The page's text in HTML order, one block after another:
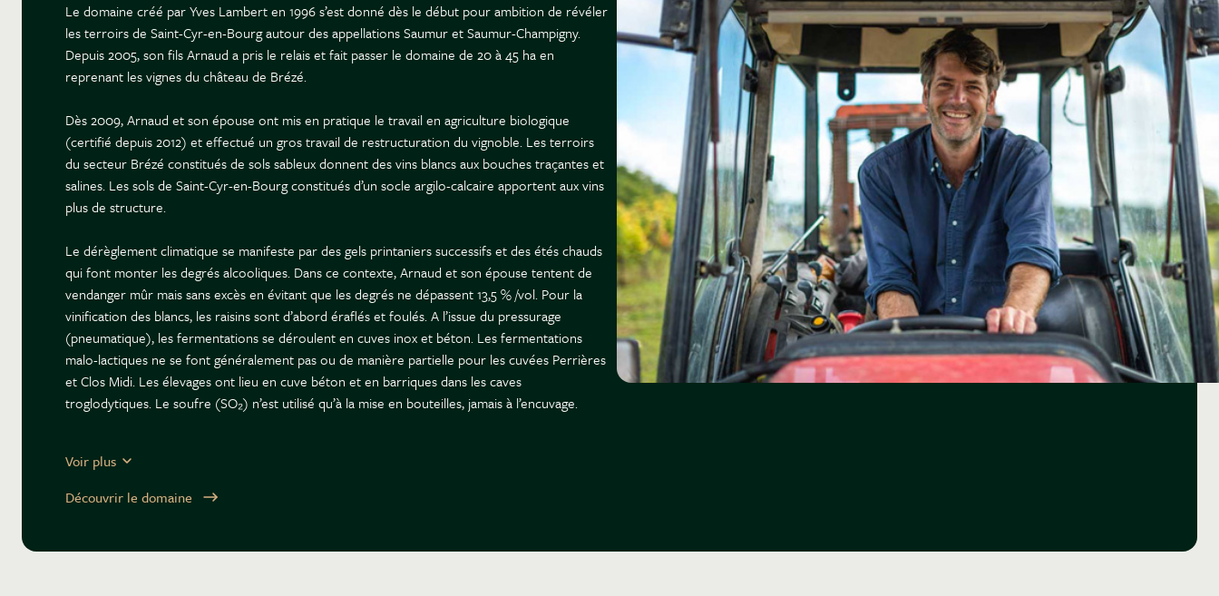
Le domaine créé par Yves Lambert en 1996 s’est donné dès le début pour ambition de révéler
les terroirs de Saint-Cyr-en-Bourg autour des appellations Saumur et Saumur-Champigny.
Depuis 2005, son fils Arnaud a pris le relais et fait passer le domaine de 20 à 45 ha en
reprenant les vignes du château de Brézé.
Dès 2009, Arnaud et son épouse ont mis en pratique le travail en agriculture biologique
(certifié depuis 2012) et effectué un gros travail de restructuration du vignoble. Les terroirs
du secteur Brézé constitués de sols sableux donnent des vins blancs aux bouches traçantes et
salines. Les sols de Saint-Cyr-en-Bourg constitués d’un socle argilo-calcaire apportent aux vins
plus de structure.
Le dérèglement climatique se manifeste par des gels printaniers successifs et des étés chauds
qui font monter les degrés alcooliques. Dans ce contexte, Arnaud et son épouse tentent de
vendanger mûr mais sans excès en évitant que les degrés ne dépassent 13,5 % /vol. Pour la
vinification des blancs, les raisins sont d’abord éraflés et foulés. A l’issue du pressurage
(pneumatique), les fermentations se déroulent en cuves inox et béton. Les fermentations
malo-lactiques ne se font généralement pas ou de manière partielle pour les cuvées Perrières
et Clos Midi. Les élevages ont lieu en cuve béton et en barriques dans les caves
troglodytiques. Le soufre (SO₂) n’est utilisé qu’à la mise en bouteilles, jamais à l’encuvage.
suscite l’intérêt des amateurs échaudés par les prix de la Bourgogne. Le Saumurois devient un
réservoir de vins de plaisir à prix encore doux. De même, ils observent une saine émulation
Voir plus
Découvrir le domaine